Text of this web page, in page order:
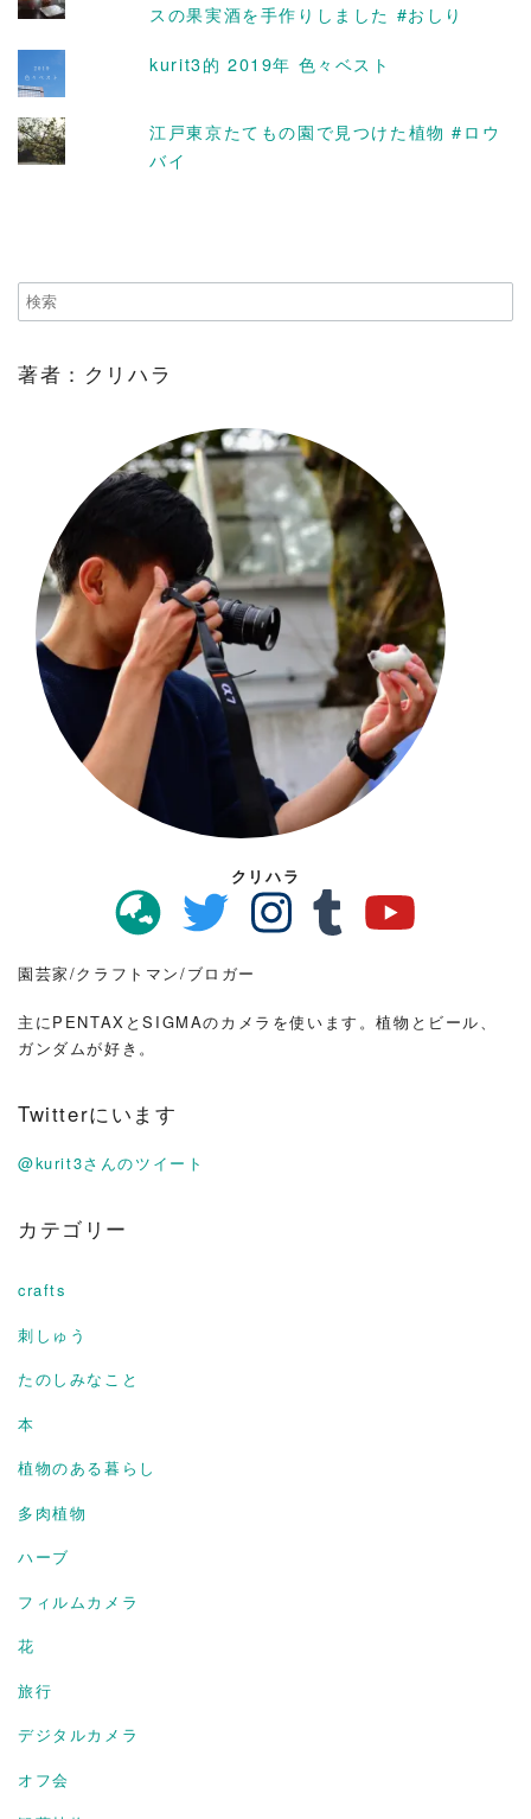
スの果実酒を手作りしました #おしり
kurit3的 2019年 色々ベスト
江戸東京たてもの園で見つけた植物 #ロウ
バイ
著者：クリハラ
クリハラ
園芸家/クラフトマン/ブロガー
主にPENTAXとSIGMAのカメラを使います。植物とビール、
ガンダムが好き。
Twitterにいます
@kurit3さんのツイート
カテゴリー
crafts
刺しゅう
たのしみなこと
本
植物のある暮らし
多肉植物
ハーブ
フィルムカメラ
花
旅行
デジタルカメラ
オフ会